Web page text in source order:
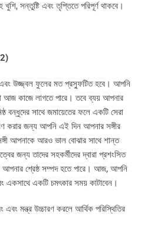
সন্তুষ্টি এবং তৃপ্তিতে পরিপূর্ণ থাকবে।
উজ্জ্বল ফুলের মত প্রস্ফুটিত হবে। আপনি
আজ কাজে লাগতে পারে। তবে ব্যয় আপনার
বন্ধুদের সাথে জমায়েতের ফলে একটি সেরা
করার জন্য আপনি এই দিন আপনার সঙ্গীর
আপনাকে আরও ভাল বোঝার সাথে শান্ত
জন্য তাদের সহকর্মীদের দ্বারা প্রশংসিত
শ্রেষ্ঠ সম্পদ হতে পারে। আজ, আপনি
একসাথে একটি চমৎকার সময় কাটাবেন।
মন্ত্র উচ্চারণ করলে আর্থিক পরিস্থিতির